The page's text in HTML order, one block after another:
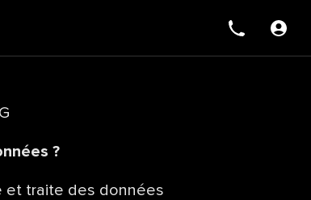
?
et traite des données